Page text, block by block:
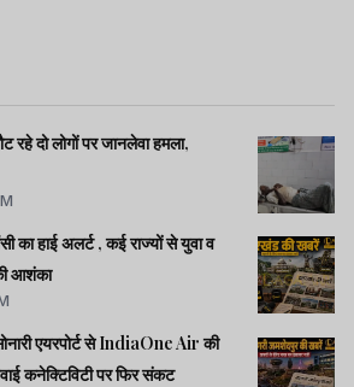
दो लोगों पर जानलेवा हमला,
का हाई अलर्ट , कई राज्यों से युवा व
आशंका
एयरपोर्ट से IndiaOne Air की
कनेक्टिविटी पर फिर संकट